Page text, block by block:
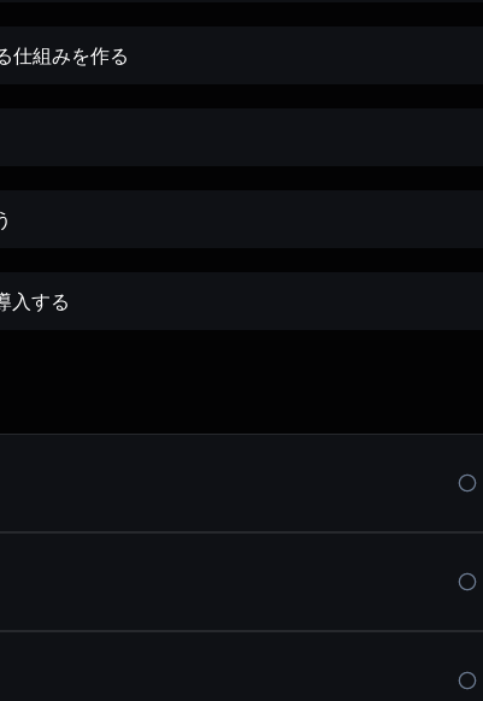
仕組みを作る
入する